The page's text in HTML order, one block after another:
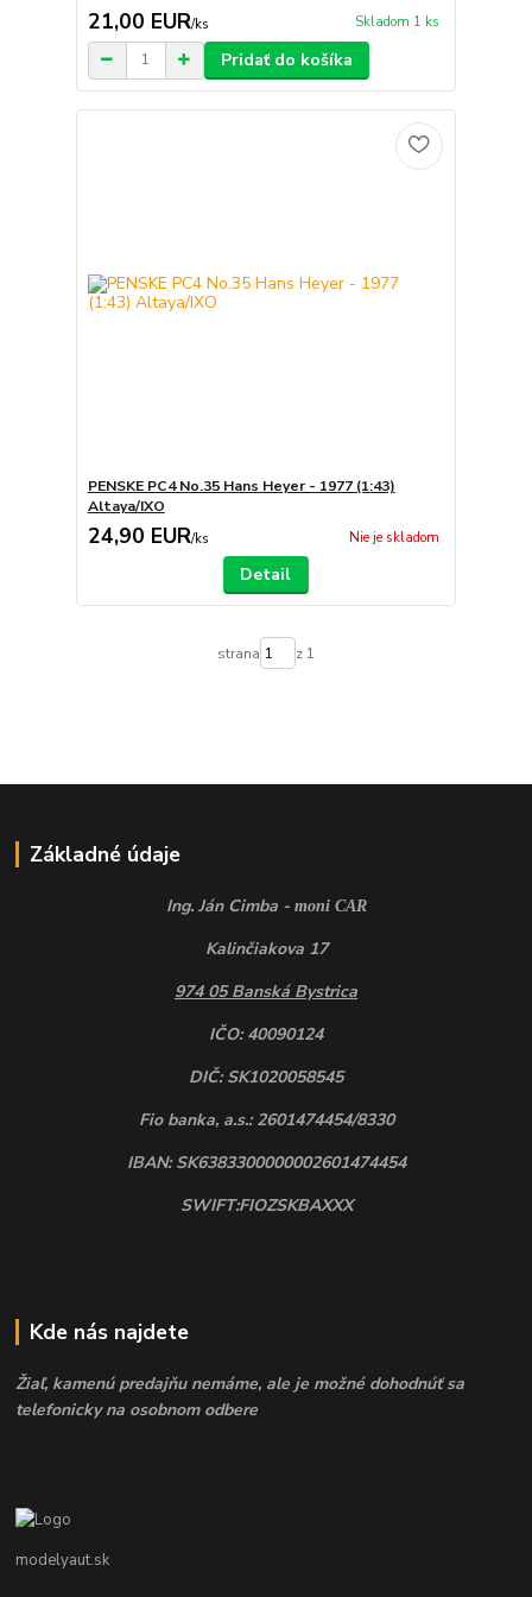
21,00 EUR/ks Skladom 1 ks
Pridať do košíka
PENSKE PC4 No.35 Hans Heyer - 1977 (1:43)
Altaya/IXO
24,90 EUR/ks Nie je skladom
Detail
strana z 1
Základné údaje
Ing. Ján Cimba - moni CAR
Kalinčiakova 17
974 05 Banská Bystrica
IČO: 40090124
DIČ: SK1020058545
Fio banka, a.s.: 2601474454/8330
IBAN: SK6383300000002601474454
SWIFT:FIOZSKBAXXX
Kde nás najdete
Žiaľ, kamenú predajňu nemáme, ale je možné dohodnúť sa
telefonicky na osobnom odbere
modelyaut.sk